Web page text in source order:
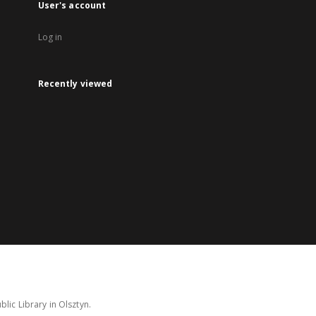
User's account
Log in
Recently viewed
Library in Olsztyn.